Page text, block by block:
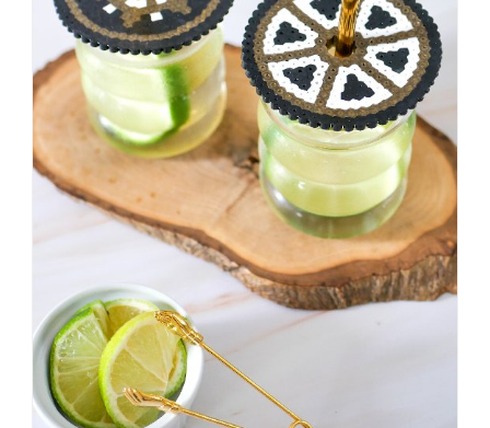
#badezimmerdesign
#renovieren
#altbau